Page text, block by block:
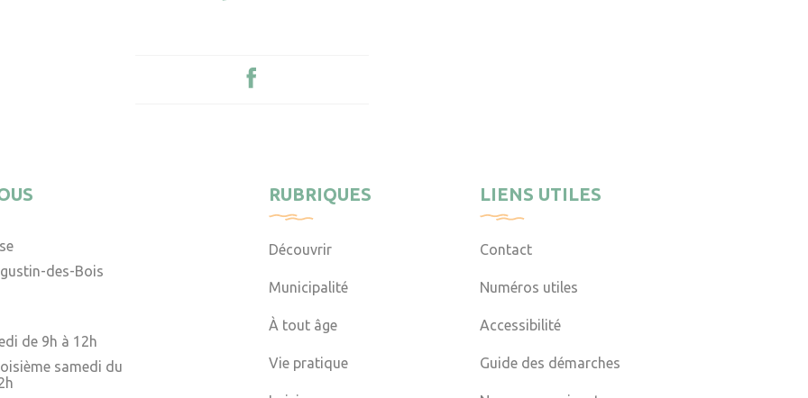
des-Bois
de 9h à 12h
samedi du
RUBRIQUES
Découvrir
Municipalité
À tout âge
Vie pratique
LIENS UTILES
Contact
Numéros utiles
Accessibilité
Guide des démarches